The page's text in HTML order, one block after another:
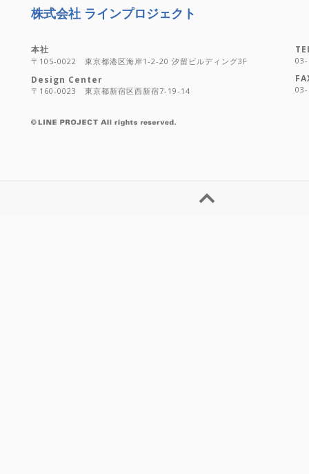
株式会社 ラインプロジェクト
本社
〒105-0022 東京都港区海岸1-2-20 汐留ビルディング3F
Design Center
〒160-0023 東京都新宿区西新宿7-19-14